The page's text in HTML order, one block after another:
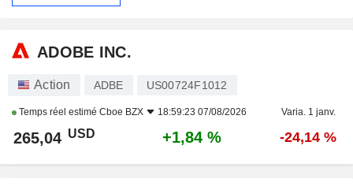
ADOBE INC.
Action ADBE US00724F1012
Temps réel estimé Cboe BZX 18:59:23 07/08/2026 Varia. 1 janv.
265,04 USD +1,84 % -24,14 %